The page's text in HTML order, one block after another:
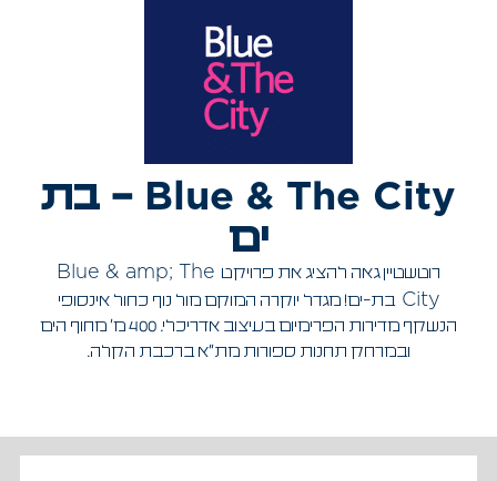
Blue & The City – בת
ים
רוטשטיין גאה להציג את פרויקט Blue & amp; The
City בת-ים! מגדל יוקרה המוקם מול נוף כחול אינסופי
הנשקף מדירות הפרימיום בעיצוב אדריכלי. 400 מ’ מחוף הים
ובמרחק תחנות ספורות מת"א ברכבת הקלה.